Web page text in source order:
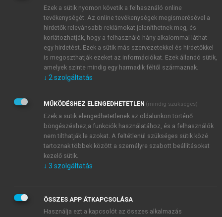
JELSZÓ ÚJRA
Kérek értesítést a MeRSZ újdonságairól, akcióiról.
Kérek értesítést az Akadémiai Kiadó Zrt. újdonságairól,
Adatkezelési tájékoztatóbanfoglaltakat tudomásul
veszem és elfogadom.
Általános vásárlási feltételeket, valamint a szotar.netés a
mersz.huoldalak licencszerződéseiben foglaltakat
tudomásul veszem és elfogadom.
KIPRÓBÁLOM
Ezek a sütik nyomon követik a felhasználó online
tevékenységét. Az online tevékenységek megismerésével a
hirdetők relevánsabb reklámokat jeleníthetnek meg, és
korlátozhatják, hogy a felhasználó hány alkalommal láthat
egy hirdetést. Ezek a sütik más szervezetekkel és hirdetőkkel
is megoszthatják ezeket az információkat. Ezek állandó sütik,
amelyek szinte mindig egy harmadik féltől származnak.
↓ 2 szolgáltatás
MŰKÖDÉSHEZ ELENGEDHETETLEN (mindig szükséges)
Ezek a sütik elengedhetetlenek az oldalunkon történő
böngészéshez,a funkciók használatához, és a felhasználók
nem tilthatják le azokat. A feltétlenül szükséges sütik közé
tartoznak többek között a személyre szabott beállításokat
kezelő sütik.
↓ 3 szolgáltatás
ÖSSZES APP ÁTKAPCSOLÁSA
Használja ezt a kapcsolót az összes alkalmazás